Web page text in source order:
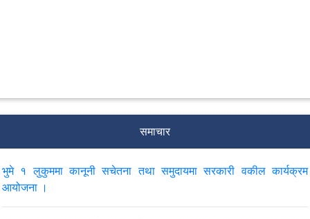
समाचार
भुमे १ लुकुममा कानूनी सचेतना तथा समुदायमा सरकारी वकील कार्यक्रम
आयोजना ।